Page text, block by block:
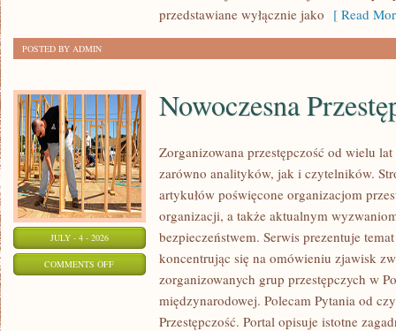
przedstawiane wyłącznie jako [ Read
POSTED BY ADMIN
JULY - 4 - 2026
COMMENTS OFFON
NOWOCZESNA
PRZESTĘPCZOŚĆ
Nowoczesna
Zorganizowana przestępczość od wielu
zarówno analityków, jak i czytelników.
artykułów poświęcone organizacjom
organizacji, a także aktualnym
bezpieczeństwem. Serwis prezentuje
koncentrując się na omówieniu zjawisk
zorganizowanych grup przestępczych w
międzynarodowej. Polecam Pytania od
Przestępczość. Portal opisuje istotne